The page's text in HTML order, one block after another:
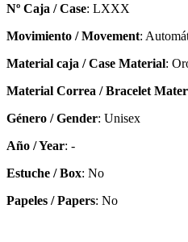
Nº Caja / Case: LXXX
Movimiento / Movement:
Material caja / Case Material:
Material Correa / Bracelet
Género / Gender: Unisex
Año / Year: -
Estuche / Box: No
Papeles / Papers: No